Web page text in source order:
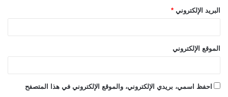
البريد الإلكتروني *
الموقع الإلكتروني
احفظ اسمي، بريدي الإلكتروني، والموقع الإلكتروني في هذا المتصفح